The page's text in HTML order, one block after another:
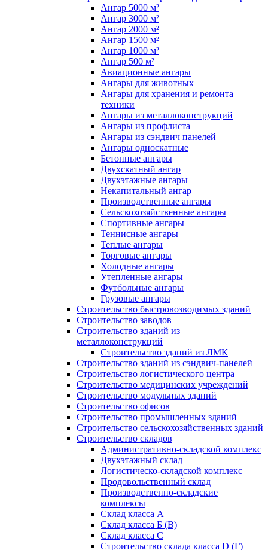
Ангар 5000 м²
Ангар 3000 м²
Ангар 2000 м²
Ангар 1500 м²
Ангар 1000 м²
Ангар 500 м²
Авиационные ангары
Ангары для животных
Ангары для хранения и ремонта
техники
Ангары из металлоконструкций
Ангары из профлиста
Ангары из сэндвич панелей
Ангары односкатные
Бетонные ангары
Двухскатный ангар
Двухэтажные ангары
Некапитальный ангар
Производственные ангары
Сельскохозяйственные ангары
Спортивные ангары
Теннисные ангары
Теплые ангары
Торговые ангары
Холодные ангары
Утепленные ангары
Футбольные ангары
Грузовые ангары
Строительство быстровозводимых зданий
Строительство заводов
Строительство зданий из
металлоконструкций
Строительство зданий из ЛМК
Строительство зданий из сэндвич-панелей
Строительство логистического центра
Строительство медицинских учреждений
Строительство модульных зданий
Строительство офисов
Строительство промышленных зданий
Строительство сельскохозяйственных зданий
Строительство складов
Административно-складской комплекс
Двухэтажный склад
Логистическо-складской комплекс
Продовольственный склад
Производственно-складские
комплексы
Склад класса А
Склад класса Б (B)
Склад класса С
Строительство склада класса D (Г)